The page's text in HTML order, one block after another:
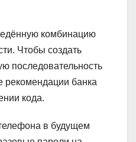
комбинацию
Чтобы создать
последовательность
рекомендации банка
кода.
в будущем